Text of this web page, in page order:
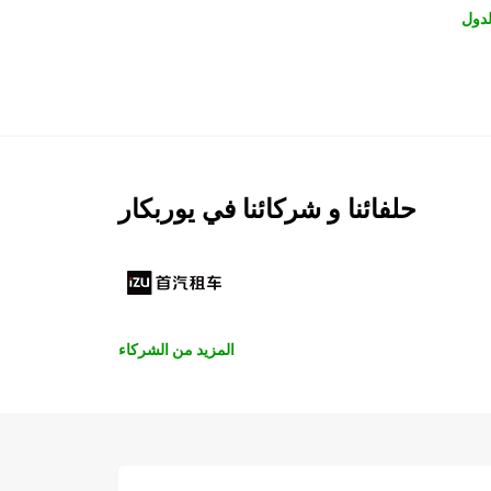
حلفائنا و شركائنا في يوربكار
المزيد من الشركاء